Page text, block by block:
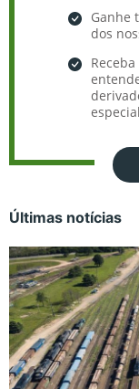
Ganhe
dos
Últimas notícias